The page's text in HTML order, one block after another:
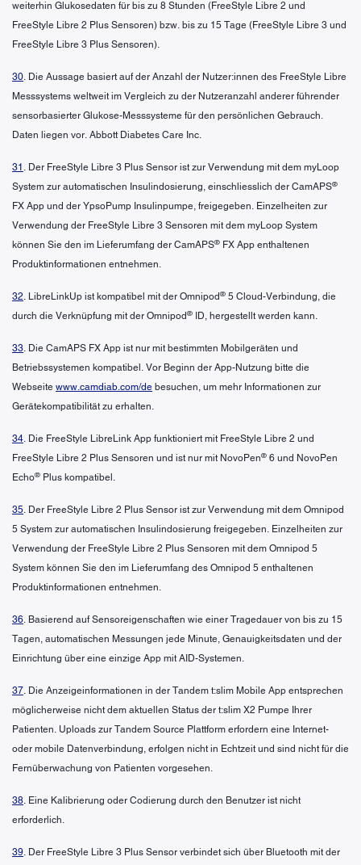
weiterhin Glukosedaten für bis zu 8 Stunden (FreeStyle Libre 2 und
FreeStyle Libre 2 Plus Sensoren) bzw. bis zu 15 Tage (FreeStyle Libre 3 und
FreeStyle Libre 3 Plus Sensoren).
30. Die Aussage basiert auf der Anzahl der Nutzer:innen des FreeStyle Libre
Messsystems weltweit im Vergleich zu der Nutzeranzahl anderer führender
sensorbasierter Glukose-Messsysteme für den persönlichen Gebrauch.
Daten liegen vor. Abbott Diabetes Care Inc.
31 . Der FreeStyle Libre 3 Plus Sensor ist zur Verwendung mit dem myLoop
System zur automatischen Insulindosierung, einschliesslich der CamAPS®
FX App und der YpsoPump Insulinpumpe, freigegeben. Einzelheiten zur
Verwendung der FreeStyle Libre 3 Sensoren mit dem myLoop System
können Sie den im Lieferumfang der CamAPS® FX App enthaltenen
Produktinformationen entnehmen.
32. LibreLinkUp ist kompatibel mit der Omnipod® 5 Cloud-Verbindung, die
durch die Verknüpfung mit der Omnipod® ID, hergestellt werden kann.
33. Die CamAPS FX App ist nur mit bestimmten Mobilgeräten und
Betriebssystemen kompatibel. Vor Beginn der App-Nutzung bitte die
Webseite www.camdiab.com/de besuchen, um mehr Informationen zur
Gerätekompatibilität zu erhalten.
34. Die FreeStyle LibreLink App funktioniert mit FreeStyle Libre 2 und
FreeStyle Libre 2 Plus Sensoren und ist nur mit NovoPen® 6 und NovoPen
Echo® Plus kompatibel.
35. Der FreeStyle Libre 2 Plus Sensor ist zur Verwendung mit dem Omnipod
5 System zur automatischen Insulindosierung freigegeben. Einzelheiten zur
Verwendung der FreeStyle Libre 2 Plus Sensoren mit dem Omnipod 5
System können Sie den im Lieferumfang des Omnipod 5 enthaltenen
Produktinformationen entnehmen.
36. Basierend auf Sensoreigenschaften wie einer Tragedauer von bis zu 15
Tagen, automatischen Messungen jede Minute, Genauigkeitsdaten und der
Einrichtung über eine einzige App mit AID-Systemen.
37. Die Anzeigeinformationen in der Tandem t:slim Mobile App entsprechen
möglicherweise nicht dem aktuellen Status der t:slim X2 Pumpe Ihrer
Patienten. Uploads zur Tandem Source Plattform erfordern eine Internet-
oder mobile Datenverbindung, erfolgen nicht in Echtzeit und sind nicht für die
Fernüberwachung von Patienten vorgesehen.
38. Eine Kalibrierung oder Codierung durch den Benutzer ist nicht
erforderlich.
39. Der FreeStyle Libre 3 Plus Sensor verbindet sich über Bluetooth mit der